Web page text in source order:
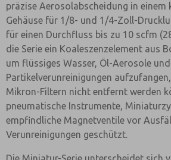
präzise Aerosolabscheidung in einem
Gehäuse für 1/8- und 1/4-Zoll-
für einen Durchfluss bis zu 10 scfm
die Serie ein Koaleszenzelement aus
um flüssiges Wasser, Öl-Aerosole
Partikelverunreinigungen
Mikron-Filtern nicht entfernt werden
pneumatische Instrumente,
empfindliche Magnetventile vor
Verunreinigungen geschützt.